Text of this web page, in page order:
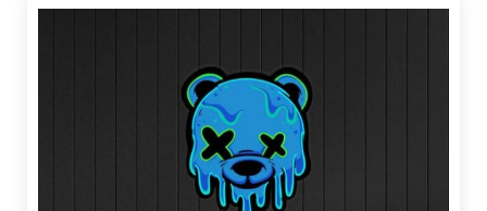
Seçenekler
ürün
sayfasından
seçilebilir